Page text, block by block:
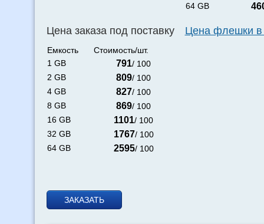
Цена заказа под поставку
Емкость
Стоимость/шт.
1 GB
791/ 100
2 GB
809/ 100
4 GB
827/ 100
8 GB
869/ 100
16 GB
1101/ 100
32 GB
1767/ 100
64 GB
2595/ 100
64 GB
Цена флешки в
ЗАКАЗАТЬ